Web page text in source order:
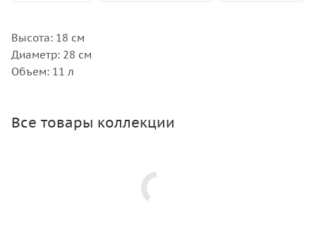
Высота: 18 см
Диаметр: 28 см
Объем: 11 л
Все товары коллекции